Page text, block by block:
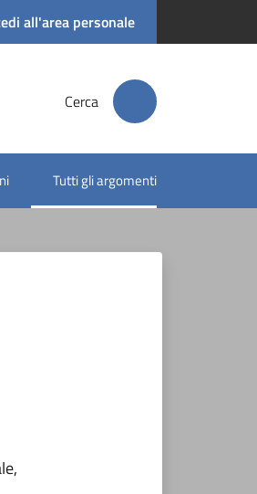
all'area personale
Cerca
Tutti gli argomenti
Menu selezionato